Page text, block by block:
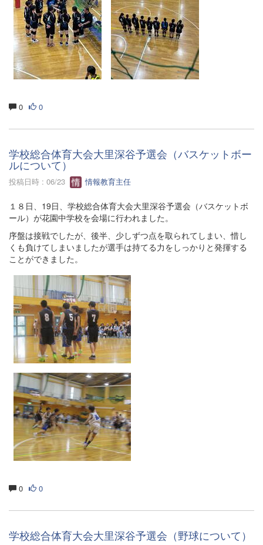
0 0
学校総合体育大会大里深谷予選会（バスケットボー
ルについて）
投稿日時 : 06/23 情報教育主任
１８日、19日、学校総合体育大会大里深谷予選会（バスケットボ
ール）が花園中学校を会場に行われました。
序盤は接戦でしたが、後半、少しずつ点を取られてしまい、惜し
くも負けてしまいましたが選手は持てる力をしっかりと発揮する
ことができました。
0 0
学校総合体育大会大里深谷予選会（野球について）